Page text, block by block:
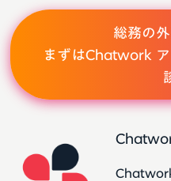
総務の外
まずはChatwork